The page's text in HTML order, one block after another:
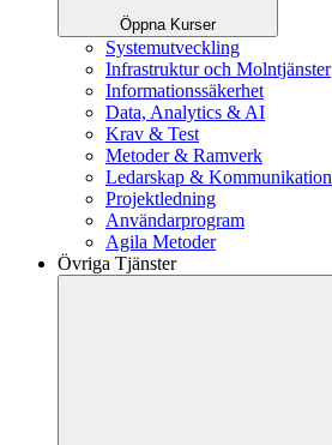
Öppna Kurser
Systemutveckling
Infrastruktur och Molntjänster
Informationssäkerhet
Data, Analytics & AI
Krav & Test
Metoder & Ramverk
Ledarskap & Kommunikation
Projektledning
Användarprogram
Agila Metoder
Övriga Tjänster